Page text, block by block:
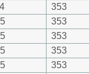
353
353
353
353
353